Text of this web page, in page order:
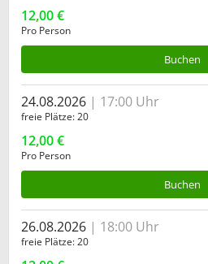
12,00 €
Pro Person
Buchen
24.08.2026 17:00 Uhr
freie Plätze 20
12,00 €
Pro Person
Buchen
26.08.2026 18:00 Uhr
freie Plätze 20